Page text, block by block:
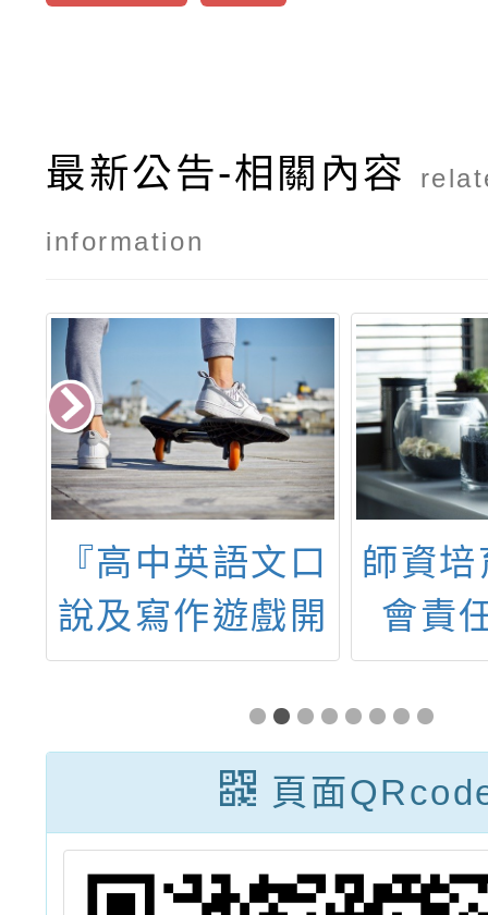
最新公告-相關內容
information
『高中英語文口
說及寫作遊戲開
發與推廣計畫』
辦理之「SDGs
飛英任務AI探索
新紀元－四月份
打卡簽到現金禮
師資
會責
畫-教
創造
學與
教、
生協
頁面